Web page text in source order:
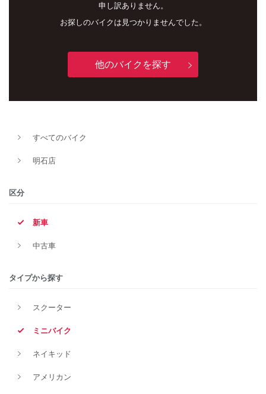
申し訳ありません。
お探しのバイクは見つかりませんでした。
他のバイクを探す
すべてのバイク
明石店
区分
新車
中古車
タイプから探す
スクーター
ミニバイク
ネイキッド
アメリカン
メーカー
価格